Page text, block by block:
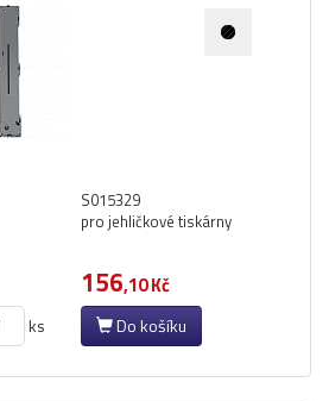
S015329
pro jehličkové tiskárny
156,10 Kč
ks Do košíku